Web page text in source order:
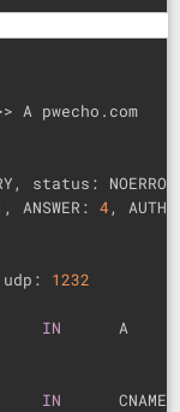
A pwecho.com
status:
, ANSWER: 4,
1232
IN
      A
IN
CNAME